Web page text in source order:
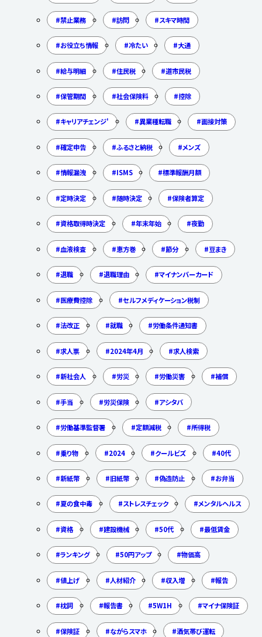
禁止業務 訪問 スキマ時間
お役立ち情報 冷たい 大通
給与明細 住民税 道市民税
保管期間 社会保険料 控除
キャリアチェンジ' 異業種転職 面接対策
確定申告 ふるさと納税 メンズ
情報漏洩 ISMS 標準報酬月額
定時決定 随時決定 保険者算定
資格取得時決定 年末年始 夜勤
血液検査 恵方巻 節分 豆まき
退職 退職理由 マイナンバーカード
医療費控除 セルフメディケーション税制
法改正 就職 労働条件通知書
求人票 2024年4月 求人検索
新社会人 労災 労働災害 補償
手当 労災保険 アシタバ
労働基準監督署 定額減税 所得税
乗り物 2024 クールビズ 40代
新紙幣 旧紙幣 偽造防止 お弁当
夏の食中毒 ストレスチェック メンタルヘルス
資格 建設機械 50代 最低賃金
ランキング 50円アップ 物価高
値上げ 人材紹介 収入増 報告
枕詞 報告書 5W1H マイナ保険証
保険証 ながらスマホ 酒気帯び運転